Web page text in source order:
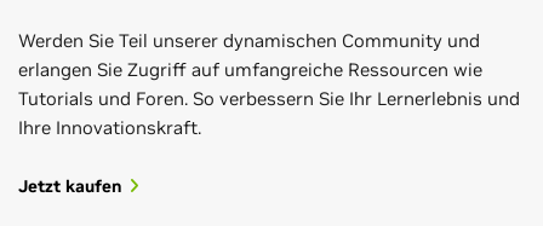
Werden Sie Teil unserer dynamischen Community und
erlangen Sie Zugriff auf umfangreiche Ressourcen wie
Tutorials und Foren. So verbessern Sie Ihr Lernerlebnis und
Ihre Innovationskraft.
Jetzt kaufen